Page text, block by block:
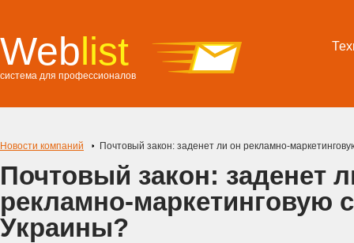
Weblist
система для профессионалов
Новости компаний Почтовый закон: заденет ли он рекламно-
Почтовый закон: заденет
рекламно-маркетинговую
Украины?